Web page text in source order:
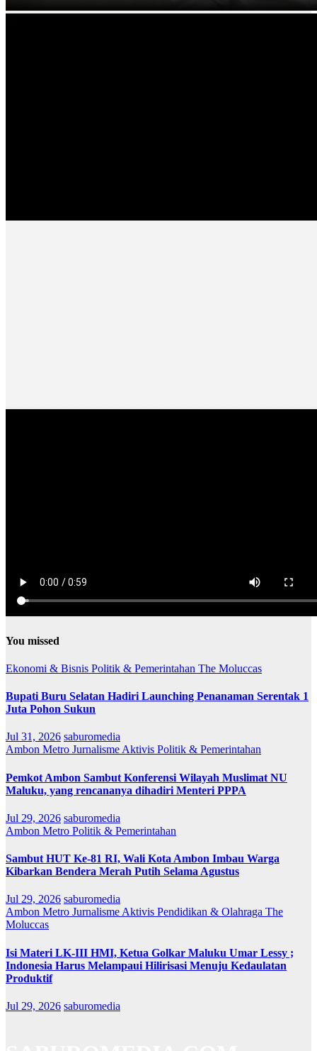
You missed
Ekonomi & Bisnis Politik & Pemerintahan The Moluccas
Bupati Buru Selatan Hadiri Launching Penanaman Serentak 1
Juta Pohon Sukun
Jul 31, 2026 saburomedia
Ambon Metro Jurnalisme Aktivis Politik & Pemerintahan
Pemkot Ambon Sambut Konferensi Wilayah Muslimat NU
Maluku, yang rencananya dihadiri Menteri PPPA
Jul 29, 2026 saburomedia
Ambon Metro Politik & Pemerintahan
Sambut HUT Ke-81 RI, Wali Kota Ambon Imbau Warga
Kibarkan Bendera Merah Putih Selama Agustus
Jul 29, 2026 saburomedia
Ambon Metro Jurnalisme Aktivis Pendidikan & Olahraga The
Moluccas
Isi Materi LK-III HMI, Ketua Golkar Maluku Umar Lessy ;
Indonesia Harus Melampaui Hilirisasi Menuju Kedaulatan
Produktif
Jul 29, 2026 saburomedia